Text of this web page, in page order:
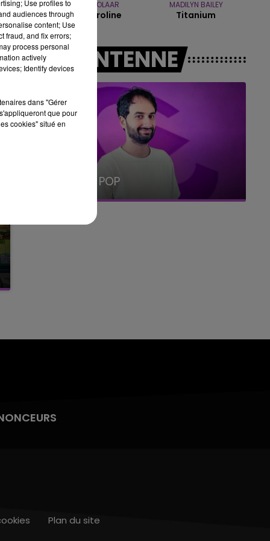
19h00 - 19h15
LA POP MACHINE - CHAMPAGNE FM
ZAHO & MC SOLAAR
Comme Caroline
MADILYN BAILEY
Titanium
A L'ANTENNE
LA RADIO POP
Plan du site
Use profiles to
audiences through
content; Use
fraud, and fix errors;
process personal
actively
Identify devices
dans "Gérer
que pour
cookies" situé en